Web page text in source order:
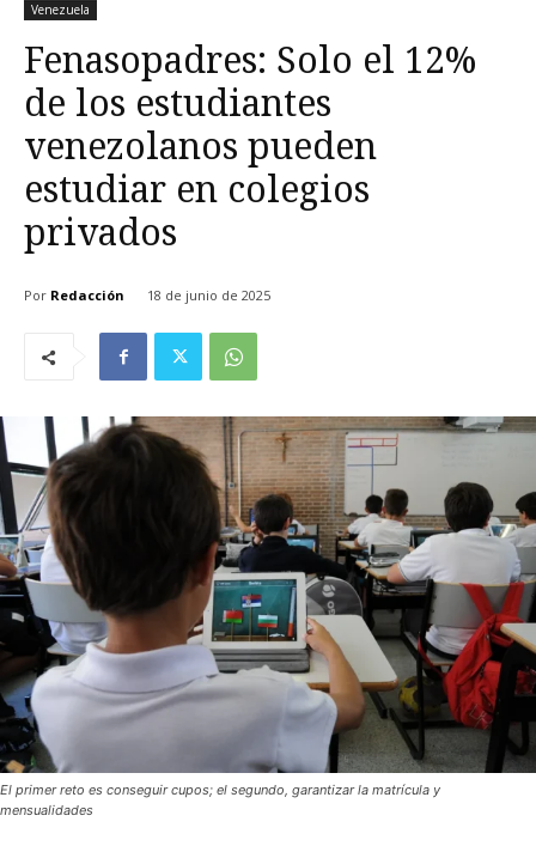
Venezuela
Fenasopadres: Solo el 12%
de los estudiantes
venezolanos pueden
estudiar en colegios
privados
Por Redacción 18 de junio de 2025
El primer reto es conseguir cupos; el segundo, garantizar la matrícula y
mensualidades